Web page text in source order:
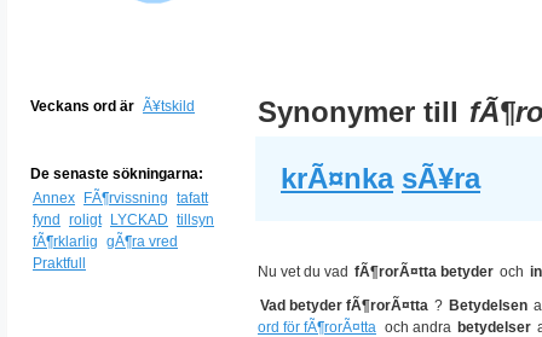
Veckans ord är Ã¥tskild
De senaste sökningarna:
Annex
FÃ¶rvissning tafatt
fynd
roligt LYCKAD tillsyn
fÃ¶rklarlig gÃ¶ra vred
Praktfull
Synonymer till
krÃ¤nka sÃ¥ra
Nu vet du vad fÃ¶rorÃ¤tta betyder och
Vad betyder fÃ¶rorÃ¤tta ? Betydelsen
ord för fÃ¶rorÃ¤tta och andra betydelser